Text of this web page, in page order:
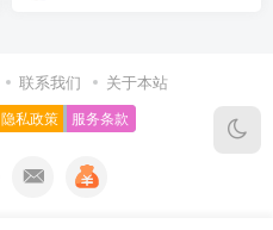
联系我们 关于本站
隐私政策 服务条款